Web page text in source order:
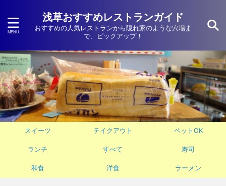
浅草おすすめレストランガイド
おすすめの人気レストランから隠れ家のような穴場ま
で、ピックアップ！
スイーツ テイクアウト ペットOK
ランチ すべて 寿司
和食 洋食 ラーメン